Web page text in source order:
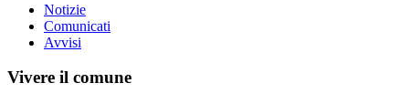
Notizie
Comunicati
Avvisi
Vivere il comune